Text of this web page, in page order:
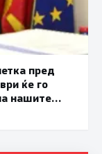
пред
ќе го
нашите